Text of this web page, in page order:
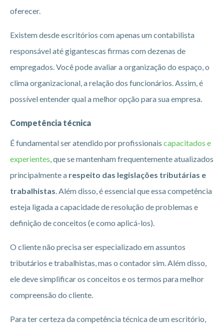
oferecer.
Existem desde escritórios com apenas um contabilista
responsável até gigantescas firmas com dezenas de
empregados. Você pode avaliar a organização do espaço, o
clima organizacional, a relação dos funcionários. Assim, é
possível entender qual a melhor opção para sua empresa.
Competência técnica
É fundamental ser atendido por profissionais capacitados e
experientes, que se mantenham frequentemente atualizados
principalmente a respeito das legislações tributárias e
trabalhistas. Além disso, é essencial que essa competência
esteja ligada a capacidade de resolução de problemas e
definição de conceitos (e como aplicá-los).
O cliente não precisa ser especializado em assuntos
tributários e trabalhistas, mas o contador sim. Além disso,
ele deve simplificar os conceitos e os termos para melhor
compreensão do cliente.
Para ter certeza da competência técnica de um escritório,